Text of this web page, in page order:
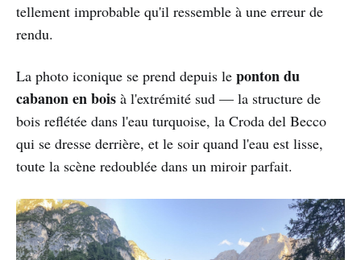
tellement improbable qu'il ressemble à une erreur de
rendu.
La photo iconique se prend depuis le ponton du
cabanon en bois à l'extrémité sud — la structure de
bois reflétée dans l'eau turquoise, la Croda del Becco
qui se dresse derrière, et le soir quand l'eau est lisse,
toute la scène redoublée dans un miroir parfait.